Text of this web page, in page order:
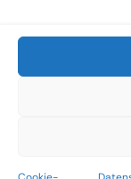
Wir setzen uns
Labels ein und
aus über 30
SoulPeddler
Nettirock – Nice